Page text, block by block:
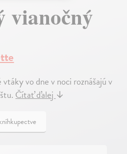
vianočný
vo dne v noci roznášajú v
Čítať ďalej↓